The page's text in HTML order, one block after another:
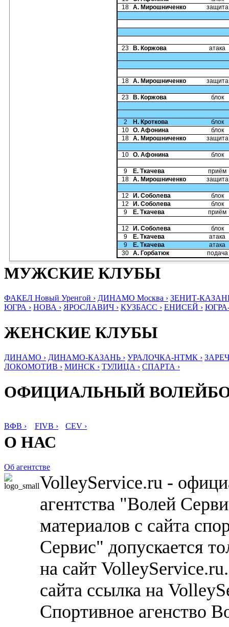
18 А. Мирошниченко защита
23 В. Коржова атака
18 А. Мирошниченко защита
23 В. Коржова блок
2 Н. Кроткова
блок
10 О. Афонина
блок
18 А. Мирошниченко защита
10 О. Афонина блок
9 Е. Ткачева
приём
18 А. Мирошниченко защита
12 И. Соболева
блок
12
И. Соболева
блок
9
Е. Ткачева приём
12 И. Соболева
блок
9
Е. Ткачева
атака
9
Е. Ткачева
атака
30 А. Горбатюк подача
МУЖСКИЕ КЛУБЫ
ФАКЕЛ Новый Уренгой › ДИНАМО Москва › ЗЕНИТ-
ЮГРА › НОВА › ЯРОСЛАВИЧ › КУЗБАСС › ЕНИСЕЙ ›
ЖЕНСКИЕ КЛУБЫ
ДИНАМО › ДИНАМО-КАЗАНЬ › УРАЛОЧКА-НТМК ›
ЛОКОМОТИВ › МИНСК › ТУЛИЦА › СПАРТА ›
ОФИЦИАЛЬНЫЙ
ВФВ › FIVB › CEV ›
О НАС
Об агентстве
VolleyService.ru -
агентства "Волей
материалов с сайта
Сервис" допускается
на сайт
сайта ссылка на
Спортивное агенство